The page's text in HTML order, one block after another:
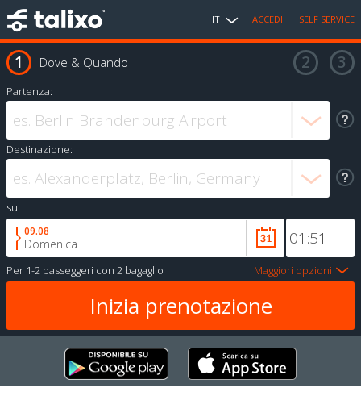
IT ACCEDI SELF SERVICE
Dove & Quando
Partenza:
Destinazione:
su:
09.08
Domenica
Per 1-2 passeggeri con 2 bagaglio Maggiori opzioni